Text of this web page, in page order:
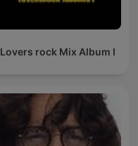
Lovers rock Mix Album I